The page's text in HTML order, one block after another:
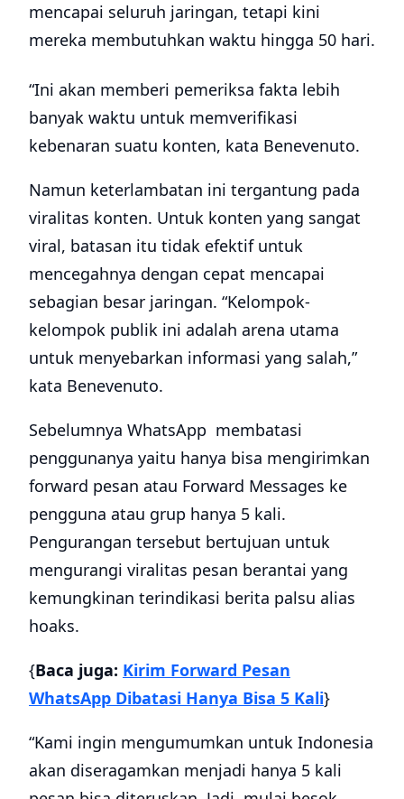
mencapai seluruh jaringan, tetapi kini
mereka membutuhkan waktu hingga 50 hari.
“Ini akan memberi pemeriksa fakta lebih
banyak waktu untuk memverifikasi
kebenaran suatu konten, kata Benevenuto.
Namun keterlambatan ini tergantung pada
viralitas konten. Untuk konten yang sangat
viral, batasan itu tidak efektif untuk
mencegahnya dengan cepat mencapai
sebagian besar jaringan. “Kelompok-
kelompok publik ini adalah arena utama
untuk menyebarkan informasi yang salah,”
kata Benevenuto.
Sebelumnya WhatsApp membatasi
penggunanya yaitu hanya bisa mengirimkan
forward pesan atau Forward Messages ke
pengguna atau grup hanya 5 kali.
Pengurangan tersebut bertujuan untuk
mengurangi viralitas pesan berantai yang
kemungkinan terindikasi berita palsu alias
hoaks.
{Baca juga: Kirim Forward Pesan
WhatsApp Dibatasi Hanya Bisa 5 Kali}
“Kami ingin mengumumkan untuk Indonesia
akan diseragamkan menjadi hanya 5 kali